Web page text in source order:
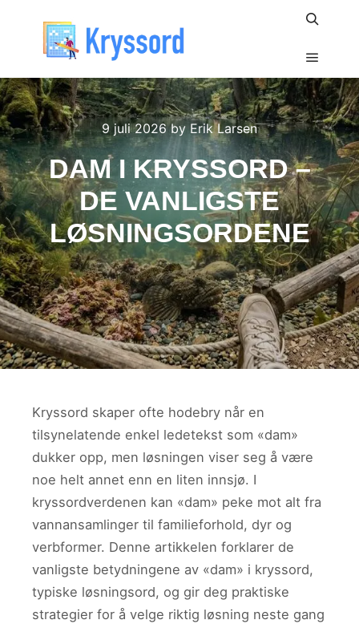
Main
9 juli 2026by Erik Larsen
DAM I KRYSSORD –
DE VANLIGSTE
LØSNINGSORDENE
Kryssord skaper ofte hodebry når en
tilsynelatende enkel ledetekst som «dam»
dukker opp, men løsningen viser seg å være
noe helt annet enn en liten innsjø. I
kryssordverdenen kan «dam» peke mot alt fra
vannansamlinger til familieforhold, dyr og
verbformer. Denne artikkelen forklarer de
vanligste betydningene av «dam» i kryssord,
typiske løsningsord, og gir deg praktiske
strategier for å velge riktig løsning neste gang